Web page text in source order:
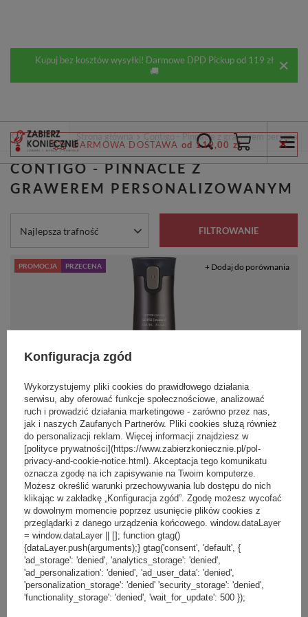
Kupuj bez kosztów wysyłki! Darmowe DPD Pickup od 119 zł
🚚
DARMOWA DOSTAWA od 119,00 zł
Wstecz Strona główna Contigo - Pinnacle z grawerem
CONTIGO - PINNACLE Z
GRAWEREM PERSONALIZOWANYM
Zmień sortowanie
Najlepsza trafność FILTROWANIE
PROMOCJA PRZECENA
Kubek termiczny z grawerem
Contigo Pinnacle 300ml - Latte
Najniższa cena produktu w okresie
30 dni przed wprowadzeniem
obniżki:119,99 zł
Cena regularna:149,99 zł
+ Dodaj do porównania
PROMOCJA PRZECENA
Najniższa cena produktu w okresie
+ Dodaj do porównania
Konfiguracja zgód
Wykorzystujemy pliki cookies do prawidłowego działania
serwisu, aby oferować funkcje społecznościowe, analizować
ruch i prowadzić działania marketingowe - zarówno przez nas,
jak i naszych Zaufanych Partnerów. Pliki cookies służą również
do personalizacji reklam. Więcej informacji znajdziesz w
[polityce prywatności](https://www.zabierzkoniecznie.pl/pol-
privacy-and-cookie-notice.html). Akceptacja tego komunikatu
oznacza zgodę na ich zapisywanie na Twoim komputerze.
Możesz określić warunki przechowywania lub dostępu do nich
klikając w zakładkę „Konfiguracja zgód”. Zgodę możesz wycofać
w dowolnym momencie poprzez usunięcie plików cookies z
przeglądarki z danego urządzenia końcowego. window.dataLayer
= window.dataLayer || []; function gtag()
{dataLayer.push(arguments);} gtag('consent', 'default', {
'ad_storage': 'denied', 'analytics_storage': 'denied',
'ad_personalization': 'denied', 'ad_user_data': 'denied',
'personalization_storage': 'denied' 'security_storage': 'denied',
'functionality_storage': 'denied', 'wait_for_update': 500 });